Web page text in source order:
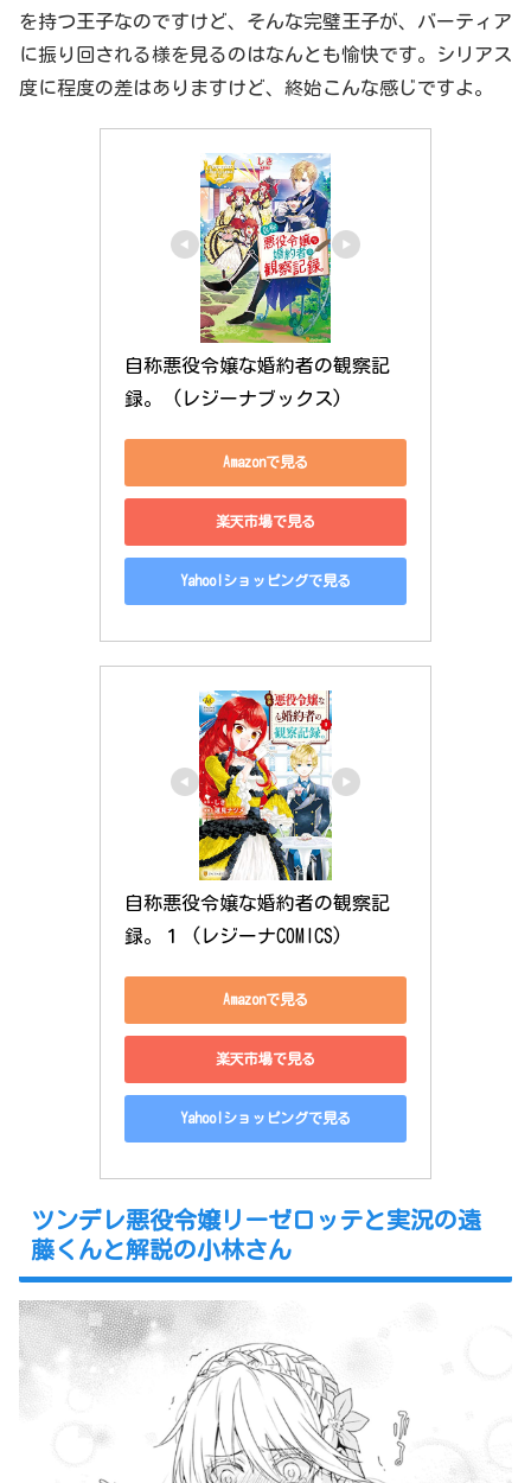
を持つ王子なのですけど、そんな完璧王子が、バーティア
に振り回される様を見るのはなんとも愉快です。シリアス
度に程度の差はありますけど、終始こんな感じですよ。
自称悪役令嬢な婚約者の観察記
録。 (レジーナブックス)
Amazonで見る
楽天市場で見る
Yahoo!ショッピングで見る
自称悪役令嬢な婚約者の観察記
録。１ (レジーナCOMICS)
Amazonで見る
楽天市場で見る
Yahoo!ショッピングで見る
ツンデレ悪役令嬢リーゼロッテと実況の遠
藤くんと解説の小林さん